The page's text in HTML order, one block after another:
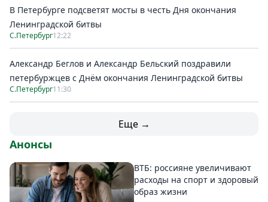
В Петербурге подсветят мосты в честь Дня окончания
Ленинградской битвы
С.Петербург12:22
Александр Беглов и Александр Бельский поздравили
петербуржцев с Днём окончания Ленинградской битвы
С.Петербург11:30
Еще →
Анонсы
ВТБ: россияне увеличивают
расходы на спорт и здоровый
образ жизни